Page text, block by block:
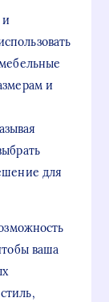
и
и
для
ваша